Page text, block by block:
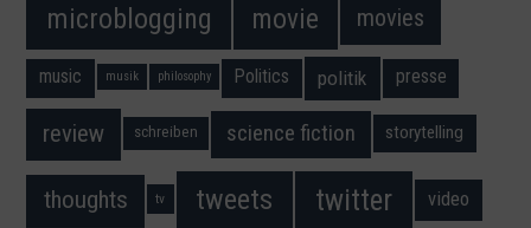
microblogging movie movies
music musik philosophy Politics politik presse
review schreiben science fiction storytelling
thoughts tv tweets twitter video